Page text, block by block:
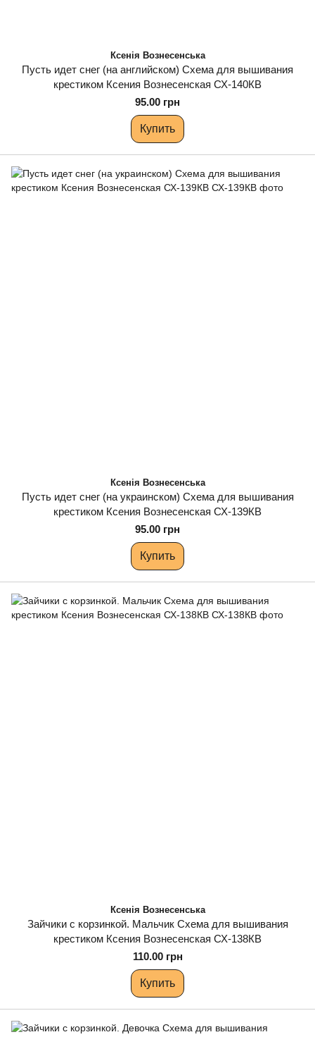
Ксенія Вознесенська
Пусть идет снег (на английском) Схема для вышивания
крестиком Ксения Вознесенская СХ-140КВ
95.00 грн
Купить
Ксенія Вознесенська
Пусть идет снег (на украинском) Схема для вышивания
крестиком Ксения Вознесенская СХ-139КВ
95.00 грн
Купить
Ксенія Вознесенська
Зайчики с корзинкой. Мальчик Схема для вышивания
крестиком Ксения Вознесенская СХ-138КВ
110.00 грн
Купить